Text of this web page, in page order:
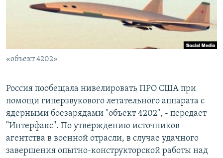
«объект 4202»
Россия пообещала нивелировать ПРО США при
помощи гиперзвукового летательного аппарата с
ядерными боезарядами "объект 4202", - передает
"Интерфакс". По утверждению источников
агентства в военной отрасли, в случае удачного
завершения опытно-конструкторской работы над